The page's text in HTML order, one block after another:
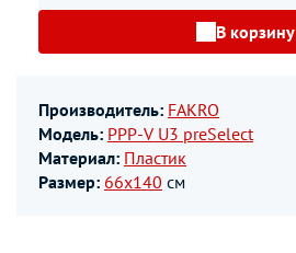
В корзину
Производитель: FAKRO
Модель: PPP-V U3 preSelect
Материал: Пластик
Размер: 66х140 см